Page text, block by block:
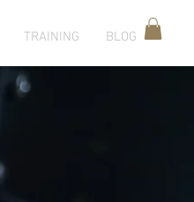
TRAINING BLOG